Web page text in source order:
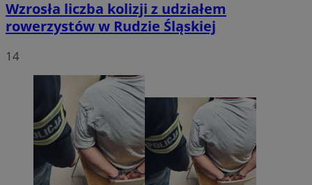
Wzrosła liczba kolizji z udziałem
rowerzystów w Rudzie Śląskiej
14